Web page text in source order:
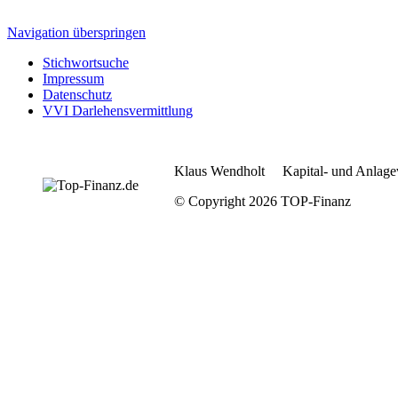
Navigation überspringen
Stichwortsuche
Impressum
Datenschutz
VVI Darlehensvermittlung
Klaus Wendholt Kapital- und
© Copyright 2026 TOP-Finanz